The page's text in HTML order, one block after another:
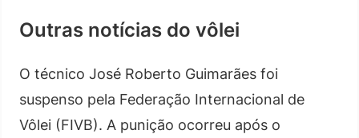
Outras notícias do vôlei
O técnico José Roberto Guimarães foi
suspenso pela Federação Internacional de
Vôlei (FIVB). A punição ocorreu após o